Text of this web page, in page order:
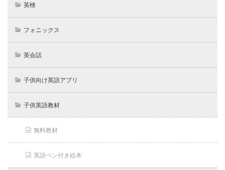
英検
フォニックス
英会話
子供向け英語アプリ
子供英語教材
無料教材
英語ペン付き絵本